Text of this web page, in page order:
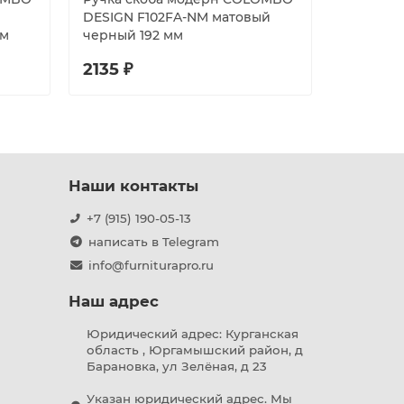
DESIGN F102FA-NM матовый
черный 192 мм
2135 ₽
Наши контакты
+7 (915) 190-05-13
написать в Telegram
info@furniturapro.ru
Наш адрес
Юридический адрес: Курганская
область , Юргамышский район, д
Барановка, ул Зелёная, д 23
Указан юридический адрес. Мы